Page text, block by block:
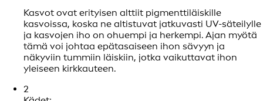
Kasvot ovat erityisen alttiit pigmenttiläiskille
kasvoissa, koska ne altistuvat jatkuvasti UV-säteilylle
ja kasvojen iho on ohuempi ja herkempi. Ajan myötä
tämä voi johtaa epätasaiseen ihon sävyyn ja
näkyviin tummiin läiskiin, jotka vaikuttavat ihon
yleiseen kirkkauteen.
2